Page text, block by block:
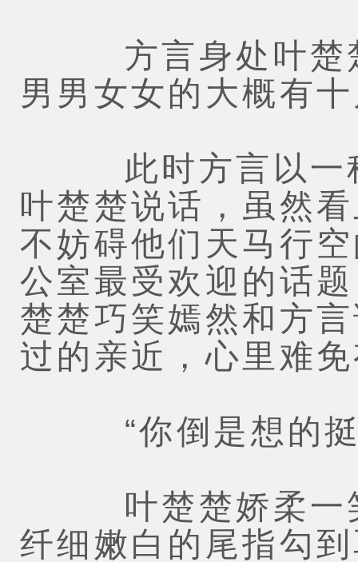
方言身处叶楚楚
男男女女的大概有
此时方言以一种
叶楚楚说话，虽然
不妨碍他们天马行
公室最受欢迎的话
楚楚巧笑嫣然和方
过的亲近，心里难
“你倒是想的挺
叶楚楚娇柔一笑
纤细嫩白的尾指勾